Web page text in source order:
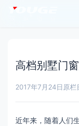
高档别墅门
2017年7月24日 原栏
近年来，随着人们